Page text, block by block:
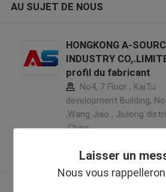
Laisser un
Nous vous
AU SUJET DE NOUS
HONGKONG A-
INDUSTRY
profil du fabricant
No4, 7 Floor , KaiTu
development Building,
,Wang Jiao , Jiulong
,Chine
Fournisseur vérifié